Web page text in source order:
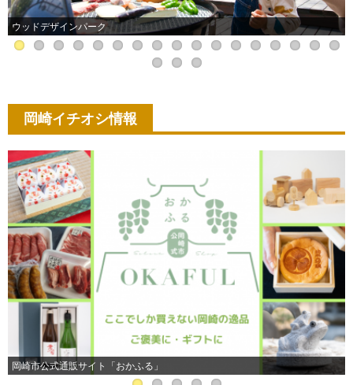
ウッドデザインパーク
岡崎イチオシ情報
岡崎市公式通販サイト「おかふる」